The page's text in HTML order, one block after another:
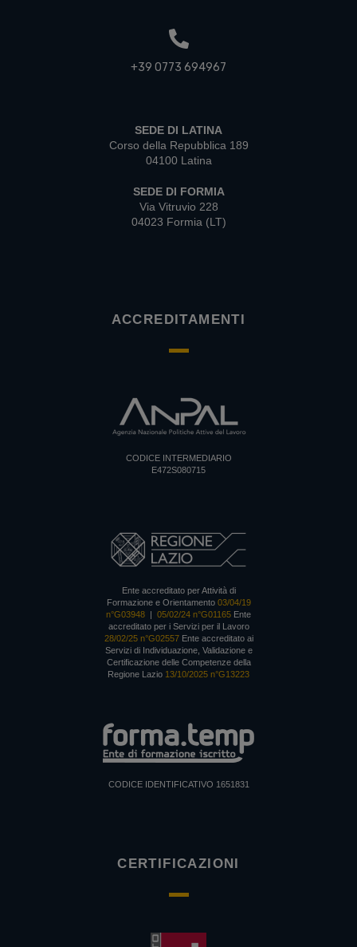
+39 0773 694967
SEDE DI LATINA
Corso della Repubblica 189
04100 Latina
SEDE DI FORMIA
Via Vitruvio 228
04023 Formia (LT)
ACCREDITAMENTI
CODICE INTERMEDIARIO
E472S080715
Ente accreditato per Attività di
Formazione e Orientamento 03/04/19
n°G03948 | 05/02/24 n°G01165 Ente
accreditato per i Servizi per il Lavoro
28/02/25 n°G02557Ente accreditato ai
Servizi di Individuazione, Validazione e
Certificazione delle Competenze della
Regione Lazio 13/10/2025 n°G13223
CODICE IDENTIFICATIVO 1651831
CERTIFICAZIONI